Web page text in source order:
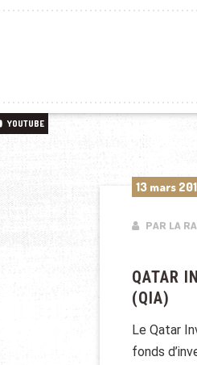
YOUTUBE
13 mars
PAR LA
QATAR
(QIA)
Le Qatar
fonds